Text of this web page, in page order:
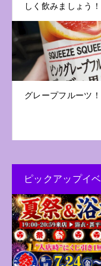
しく飲みましょう！
グレープフルーツ！
ピックアップイ